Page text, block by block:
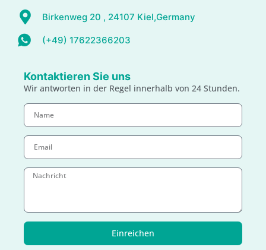
Birkenweg 20 , 24107 Kiel,Germany
(+49) 17622366203
Kontaktieren Sie uns
Wir antworten in der Regel innerhalb von 24 Stunden.
Einreichen